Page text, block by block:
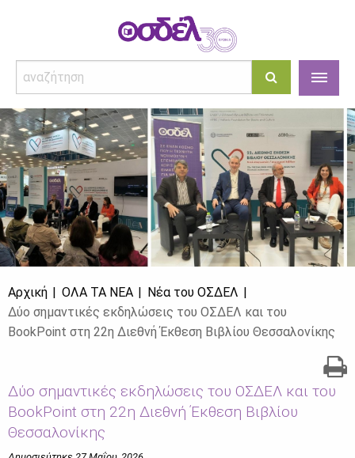
Αρχική ΌΛΑ ΤΑ ΝΈΑ
Νέα του ΟΣΔΕΛ
Δύο σημαντικές εκδηλώσεις του ΟΣΔΕΛ και του
BookPoint στη 22η Διεθνή Έκθεση Βιβλίου Θεσσαλονίκης
Δύο σημαντικές εκδηλώσεις του ΟΣΔΕΛ και του
BookPoint στη 22η Διεθνή Έκθεση Βιβλίου
Θεσσαλονίκης